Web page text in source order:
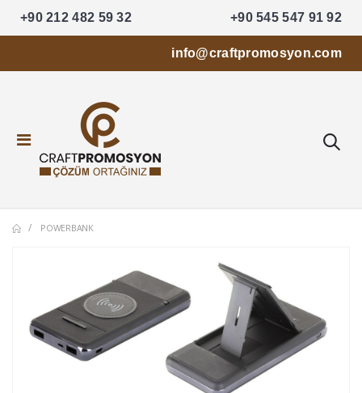
+90 212 482 59 32 +90 545 547 91 92
info@craftpromosyon.com
POWERBANK